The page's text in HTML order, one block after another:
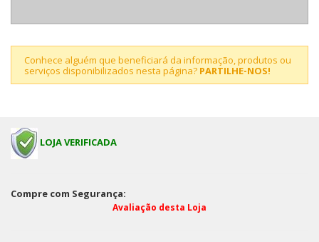
Conhece alguém que beneficiará da informação, produtos ou
serviços disponibilizados nesta página? PARTILHE-NOS!
LOJA VERIFICADA
Compre com Segurança:
Avaliação desta Loja